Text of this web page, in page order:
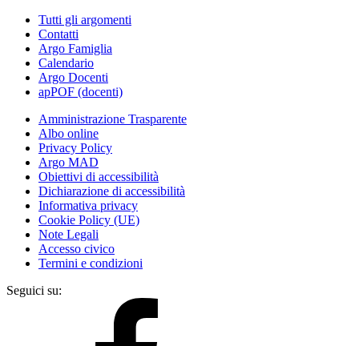
Tutti gli argomenti
Contatti
Argo Famiglia
Calendario
Argo Docenti
apPOF (docenti)
Amministrazione Trasparente
Albo online
Privacy Policy
Argo MAD
Obiettivi di accessibilità
Dichiarazione di accessibilità
Informativa privacy
Cookie Policy (UE)
Note Legali
Accesso civico
Termini e condizioni
Seguici su: